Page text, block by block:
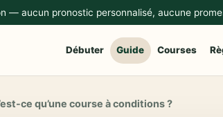
— aucun pronostic personnalisé, aucune
Débuter Guide Courses
ce qu’une course à conditions ?